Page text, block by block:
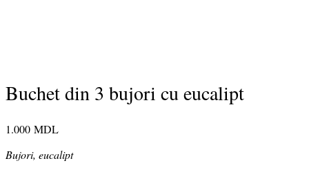
Buchet din 3 bujori cu eucalipt
1.000 MDL
Bujori, eucalipt